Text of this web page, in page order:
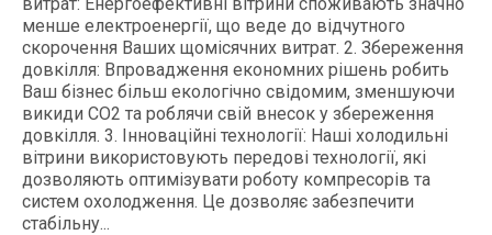
менше електроенергії, що веде до відчутного
скорочення Ваших щомісячних витрат. 2. Збереження
довкілля: Впровадження економних рішень робить
Ваш бізнес більш екологічно свідомим, зменшуючи
викиди CO2 та роблячи свій внесок у збереження
довкілля. 3. Інноваційні технології: Наші холодильні
вітрини використовують передові технології, які
дозволяють оптимізувати роботу компресорів та
систем охолодження. Це дозволяє забезпечити
стабільну...